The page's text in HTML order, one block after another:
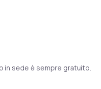
in sede è sempre gratuito.